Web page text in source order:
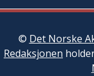
© Det Norske
Redaksjonen